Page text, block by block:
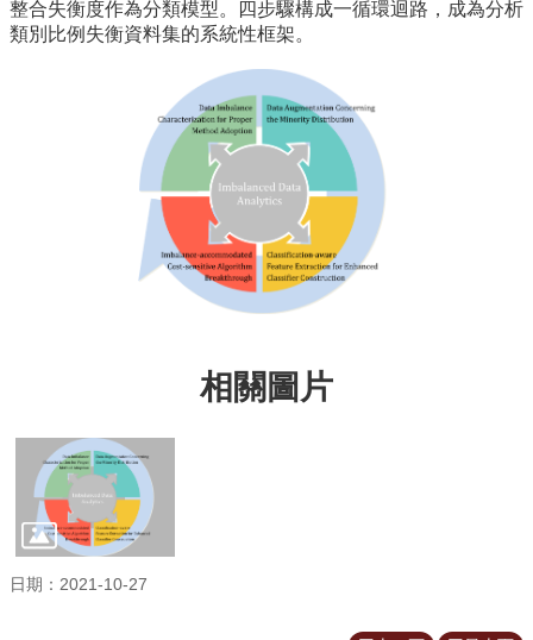
入
友
會
捐
款
專
整合失衡度作為分類模型。四步驟構成一循環迴路，成為分析
類別比例失衡資料集的系統性框架。
相關圖片
日期：2021-10-27